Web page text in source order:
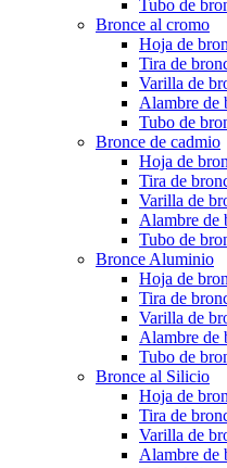
Tubo de
Bronce al cromo
Hoja de
Tira de
Varilla de
Alambre de
Tubo de
Bronce de cadmio
Hoja de
Tira de
Varilla de
Alambre de
Tubo de
Bronce Aluminio
Hoja de
Tira de
Varilla de
Alambre de
Tubo de
Bronce al Silicio
Hoja de
Tira de
Varilla de
Alambre de